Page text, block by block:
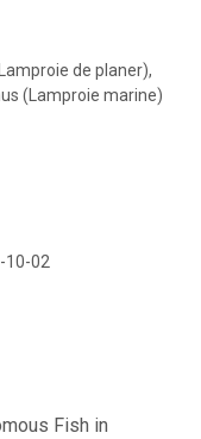
de planer),
(Lamproie marine)
10-02
Fish in